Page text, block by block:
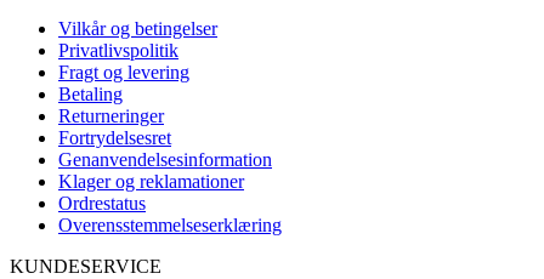
Vilkår og betingelser
Privatlivspolitik
Fragt og levering
Betaling
Returneringer
Fortrydelsesret
Genanvendelsesinformation
Klager og reklamationer
Ordrestatus
Overensstemmelseserklæring
KUNDESERVICE